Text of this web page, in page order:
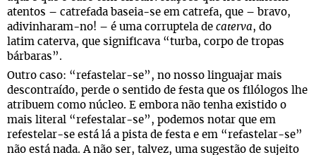
atentos – catrefada baseia-se em catrefa, que – bravo,
adivinharam-no! – é uma corruptela de caterva, do
latim caterva, que significava “turba, corpo de tropas
bárbaras”.
Outro caso: “refastelar-se”, no nosso linguajar mais
descontraído, perde o sentido de festa que os filólogos lhe
atribuem como núcleo. E embora não tenha existido o
mais literal “refestalar-se”, podemos notar que em
refestelar-se está lá a pista de festa e em “refastelar-se”
não está nada. A não ser, talvez, uma sugestão de sujeito